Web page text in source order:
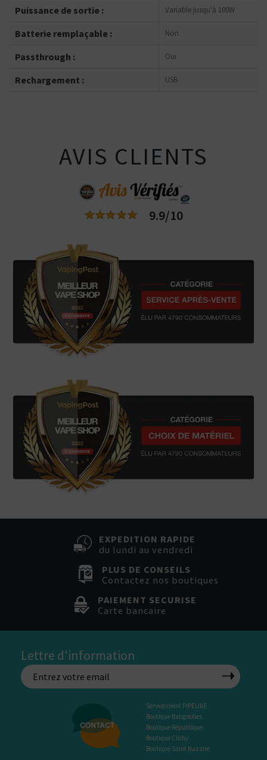
Puissance de sortie : Variable jusqu'à 100W
Batterie remplaçable : Non
Passthrough : Oui
Rechargement : USB
AVIS CLIENTS
9.9/10
EXPEDITION RAPIDE
du lundi au vendredi
PLUS DE CONSEILS
Contactez nos boutiques
PAIEMENT SECURISE
Carte bancaire
Lettre d'information
Service client PIPELINE
Boutique Batignolles
Boutique République
Boutique Clichy
Boutique Saint Nazaire